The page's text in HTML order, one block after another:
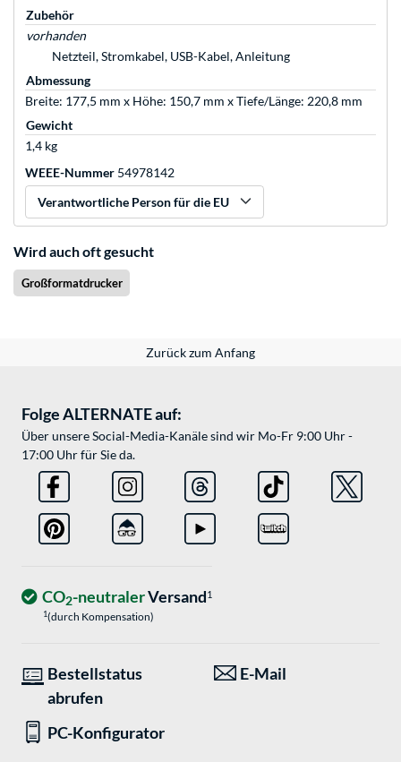
Zubehör
vorhanden
Netzteil, Stromkabel, USB-Kabel, Anleitung
Abmessung
Breite: 177,5 mm x Höhe: 150,7 mm x Tiefe/Länge: 220,8 mm
Gewicht
1,4 kg
WEEE-Nummer 54978142
Verantwortliche Person für die EU
Wird auch oft gesucht
Großformatdrucker
Zurück zum Anfang
Folge ALTERNATE auf:
Über unsere Social-Media-Kanäle sind wir Mo-Fr 9:00 Uhr -
17:00 Uhr für Sie da.
CO2-neutralerVersand1
1(durch Kompensation)
Bestellstatus
abrufen
E-Mail
PC-Konfigurator